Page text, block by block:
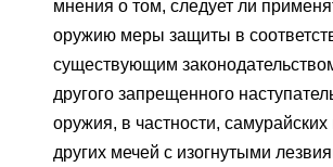
мнения о том, следует ли
оружию меры защиты в
существующим
другого запрещенного
оружия, в частности, самурайских
других мечей с изогнутыми